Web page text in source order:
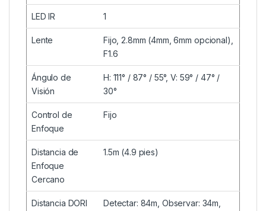
LED IR 1
Lente
Fijo, 2.8mm (4mm, 6mm opcional),
F1.6
Ángulo de
Visión
H: 111° / 87° / 55°, V: 59° / 47° /
30°
Control de
Enfoque
Fijo
Distancia de
Enfoque
Cercano
1.5m (4.9 pies)
Distancia DORI
Detectar: 84m, Observar: 34m,